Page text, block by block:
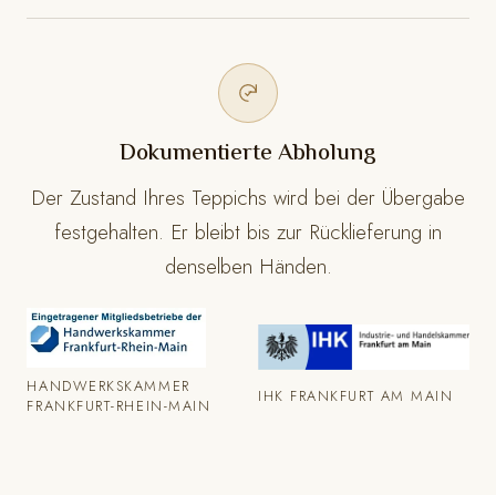
Dokumentierte Abholung
Der Zustand Ihres Teppichs wird bei der Übergabe
festgehalten. Er bleibt bis zur Rücklieferung in
denselben Händen.
HANDWERKSKAMMER
FRANKFURT-RHEIN-MAIN
IHK FRANKFURT AM MAIN